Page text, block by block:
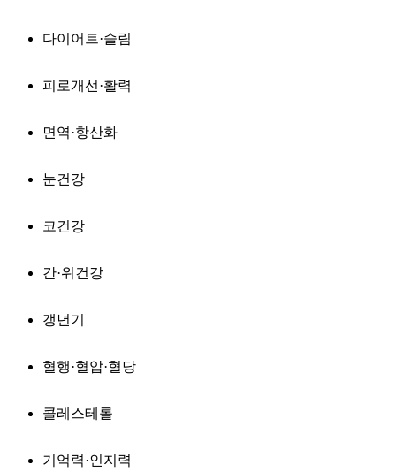
다이어트·슬림
피로개선·활력
면역·항산화
눈건강
코건강
간·위건강
갱년기
혈행·혈압·혈당
콜레스테롤
기억력·인지력